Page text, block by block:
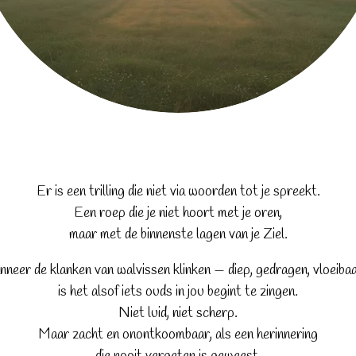
Er is een trilling die niet via woorden tot je spreekt.
Een roep die je niet hoort met je oren,
maar met de binnenste lagen van je Ziel.
de klanken van walvissen klinken — diep, gedragen,
is het alsof iets ouds in jou begint te zingen.
Niet luid, niet scherp.
Maar zacht en onontkoombaar, als een herinnering